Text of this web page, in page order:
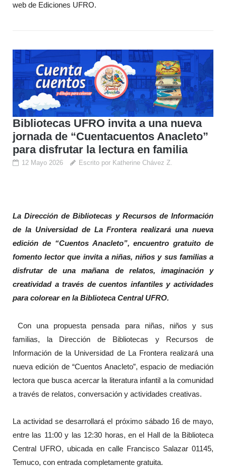
web de Ediciones UFRO.
Bibliotecas UFRO invita a una nueva
jornada de “Cuentacuentos Anacleto”
para disfrutar la lectura en familia
12 Mayo 2026 Escrito por Katherine Chávez Z.
La Dirección de Bibliotecas y Recursos de Información
de la Universidad de La Frontera realizará una nueva
edición de “Cuentos Anacleto”, encuentro gratuito de
fomento lector que invita a niñas, niños y sus familias a
disfrutar de una mañana de relatos, imaginación y
creatividad a través de cuentos infantiles y actividades
para colorear en la Biblioteca Central UFRO.
Con una propuesta pensada para niñas, niños y sus
familias, la Dirección de Bibliotecas y Recursos de
Información de la Universidad de La Frontera realizará una
nueva edición de “Cuentos Anacleto”, espacio de mediación
lectora que busca acercar la literatura infantil a la comunidad
a través de relatos, conversación y actividades creativas.
La actividad se desarrollará el próximo sábado 16 de mayo,
entre las 11:00 y las 12:30 horas, en el Hall de la Biblioteca
Central UFRO, ubicada en calle Francisco Salazar 01145,
Temuco, con entrada completamente gratuita.